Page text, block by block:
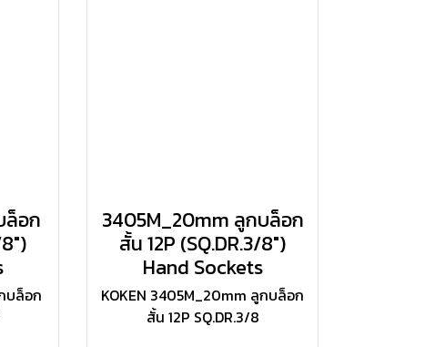
ล็อก
บล็อก
3405M_20mm ลูกบล็อก
สั้น 12P (SQ.DR.3/8")
Hand Sockets
KOKEN 3405M_20mm ลูกบล็อก
สั้น 12P SQ.DR.3/8